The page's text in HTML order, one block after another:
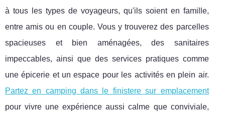
à tous les types de voyageurs, qu'ils soient en famille,
entre amis ou en couple. Vous y trouverez des parcelles
spacieuses et bien aménagées, des sanitaires
impeccables, ainsi que des services pratiques comme
une épicerie et un espace pour les activités en plein air.
Partez en camping dans le finistere sur emplacement
pour vivre une expérience aussi calme que conviviale,